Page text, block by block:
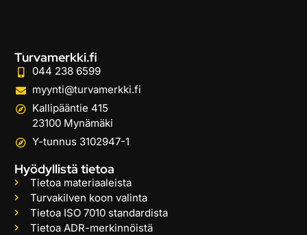
Turvamerkki.fi
044 238 6599
myynti@turvamerkki.fi
Kallipääntie 415
23100 Mynämäki
Y-tunnus 3102947-1
Hyödyllistä tietoa
Tietoa materiaaleista
Turvakilven koon valinta
Tietoa ISO 7010 standardista
Tietoa ADR-merkinnöistä